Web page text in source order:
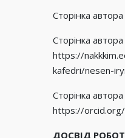
Сторінка
Сторінка
https://
kafedri/nesen-
Сторінка
https://
ДОСВІД